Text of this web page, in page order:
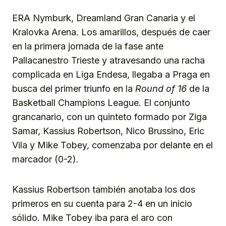
ERA Nymburk, Dreamland Gran Canaria y el
Kralovka Arena. Los amarillos, después de caer
en la primera jornada de la fase ante
Pallacanestro Trieste y atravesando una racha
complicada en Liga Endesa, llegaba a Praga en
busca del primer triunfo en la Round of 16 de la
Basketball Champions League. El conjunto
grancanario, con un quinteto formado por Ziga
Samar, Kassius Robertson, Nico Brussino, Eric
Vila y Mike Tobey, comenzaba por delante en el
marcador (0-2).
Kassius Robertson también anotaba los dos
primeros en su cuenta para 2-4 en un inicio
sólido. Mike Tobey iba para el aro con